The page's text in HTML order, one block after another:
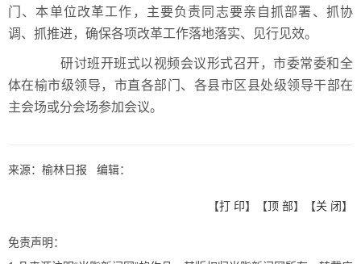
门、本单位改革工作，主要负责同志要亲自抓部署、抓协
调、抓推进，确保各项改革工作落地落实、见行见效。
研讨班开班式以视频会议形式召开，市委常委和全
体在榆市级领导，市直各部门、各县市区县处级领导干部在
主会场或分会场参加会议。
来源：榆林日报 编辑：
【打 印】【顶 部】【关 闭】
免责声明：